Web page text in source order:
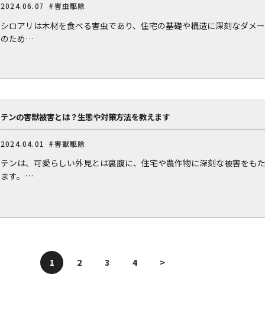
2024.06.07 #害虫駆除
シロアリは木材を食べる害虫であり、住宅の基礎や構造に深刻なダメ
のため…
テンの害獣被害とは？生態や対策方法を教えます
2024.04.01 #害獣駆除
テンは、可愛らしい外見とは裏腹に、住宅や農作物に深刻な被害をも
ます。…
1 2 3 4 >